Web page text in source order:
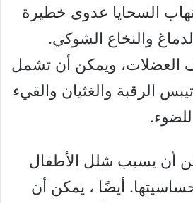
السحايا عدوى خطيرة
والنخاع الشوكي.
العضلات، ويمكن أن تشمل
الرقبة والغثيان والقيء
أن يسبب شلل الأطفال
أيضًا ، يمكن أن